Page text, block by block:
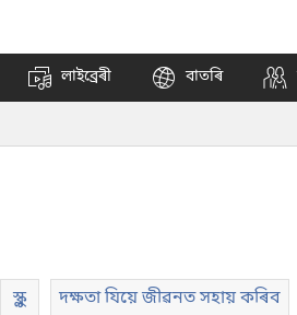
লাইব্ৰেৰী বাতৰি
স্কুল দক্ষতা যিয়ে জীৱনত সহায় কৰিব